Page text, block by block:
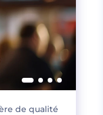
de qualité